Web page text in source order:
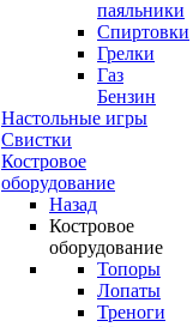
паяльники
Спиртовки
Грелки
Газ
Бензин
Настольные игры
Свистки
Костровое
оборудование
Назад
Костровое
оборудование
Топоры
Лопаты
Треноги